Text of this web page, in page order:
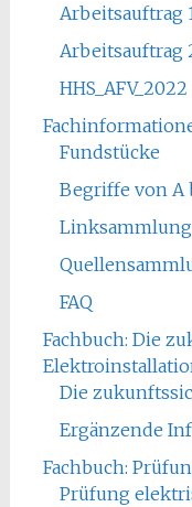
Arbeitsauftrag
Arbeitsauftrag
HHS_AFV_2022
Fundstücke
Begriffe von A
Linksammlung
FAQ
Fachbuch: Die
Die
Ergänzende
Fachbuch:
Prüfung